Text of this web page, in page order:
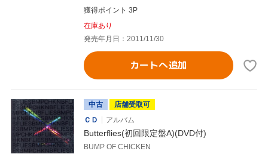
獲得ポイント 3P
在庫あり
発売年月日：2011/11/30
カートへ追加
中古
店舗受取可
ＣＤ
アルバム
Butterflies(初回限定盤A)(DVD付)
BUMP OF CHICKEN